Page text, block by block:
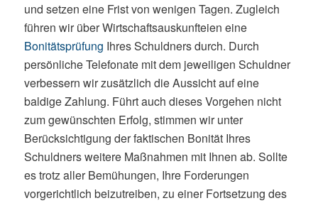
und setzen eine Frist von wenigen Tagen. Zugleich
führen wir über Wirtschaftsauskunfteien eine
Bonitätsprüfung Ihres Schuldners durch. Durch
persönliche Telefonate mit dem jeweiligen Schuldner
verbessern wir zusätzlich die Aussicht auf eine
baldige Zahlung. Führt auch dieses Vorgehen nicht
zum gewünschten Erfolg, stimmen wir unter
Berücksichtigung der faktischen Bonität Ihres
Schuldners weitere Maßnahmen mit Ihnen ab. Sollte
es trotz aller Bemühungen, Ihre Forderungen
vorgerichtlich beizutreiben, zu einer Fortsetzung des